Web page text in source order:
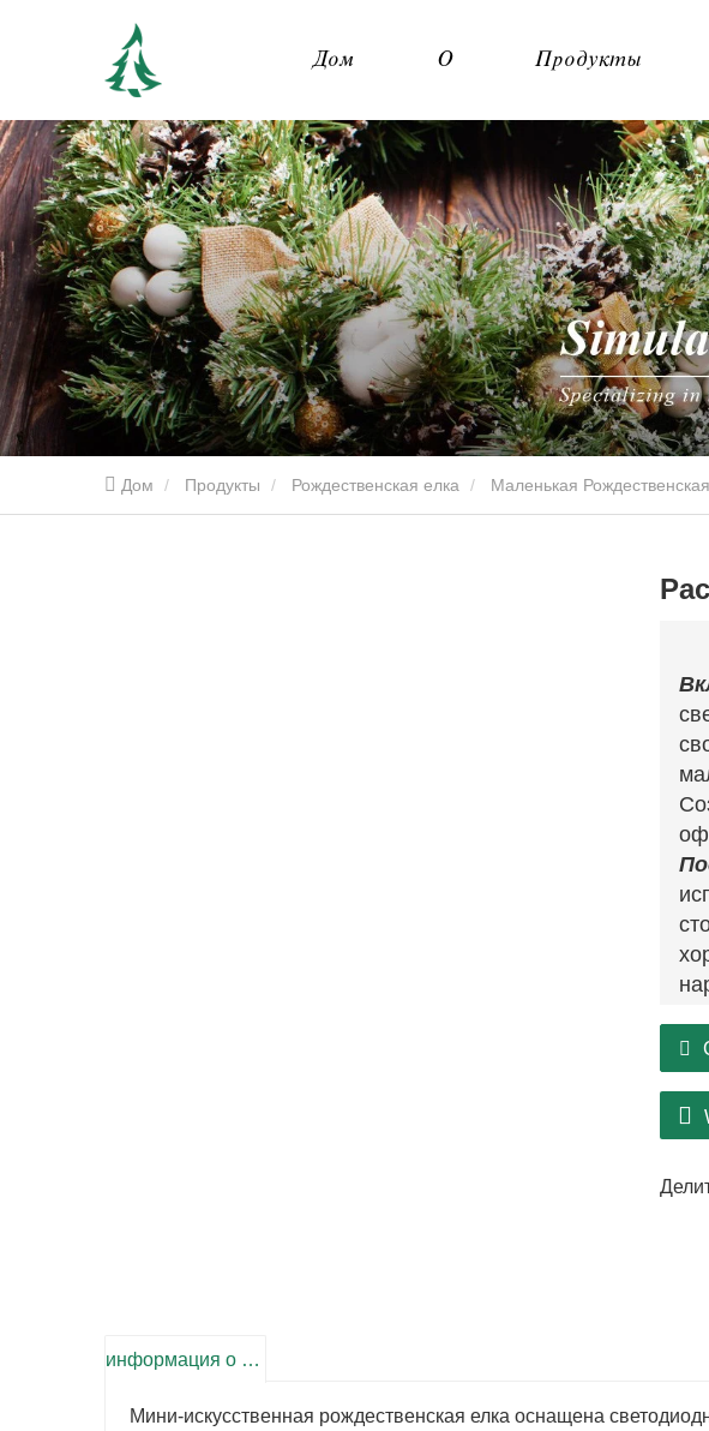
Дом О Продукты
Дом Продукты Рождественская елка Маленькая
информация о продукте
Мини-искусственная рождественская елка оснащена